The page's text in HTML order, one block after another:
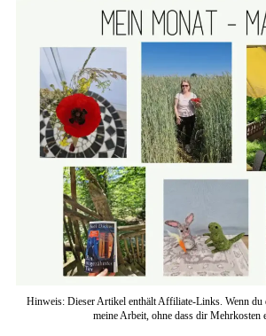
Hinweis: Dieser Artikel enthält Affiliate-Links. Wenn du
meine Arbeit, ohne dass dir Mehrkosten